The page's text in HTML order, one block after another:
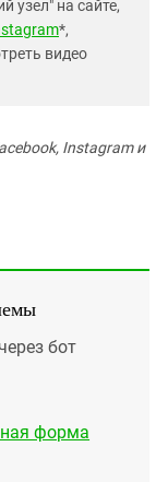
узел" на сайте,
*,
видео
Instagram и
бот
форма